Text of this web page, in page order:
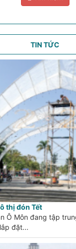
TIN TỨC
thị đón Tết
Ô Môn đang tập
đặt...